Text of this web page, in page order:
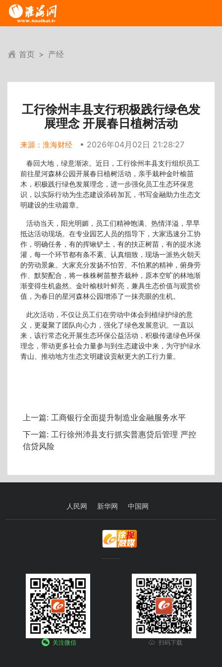
首页 产经
工行徐州丰县支行积极践行绿色发
展理念 开展春日植树活动
来源：淮海财经 • 2026年04月02日 21:28:27
春回大地，绿意渐浓。近日，工行徐州丰县支行组织员工
前往星河森林公园开展春日植树活动，亲手栽种金叶榆苗
木，积极践行绿色发展理念，进一步强化员工生态环保意
识，以实际行动为生态建设添砖加瓦，书写金融助力生态文
明建设的生动篇章。
活动当天，阳光明媚，员工们精神饱满、热情洋溢，早早
抵达活动现场。在专业园艺人员的指导下，大家迅速分工协
作，明确任务，有的挥锹铲土，有的扶正树苗，有的提水浇
灌，每一个环节都有条不紊、认真细致，现场一派热火朝天
的劳动景象。大家充分发扬不怕苦、不怕累的精神，俯身劳
作、默契配合，将一株株树苗整齐栽种，原本空旷的林地渐
渐变得生机盎然。金叶榆枝叶鲜亮，兼具生态价值与观赏价
值，为春日的星河森林公园增添了一抹亮眼的生机。
此次活动，不仅让员工们在劳动中体会到植绿护绿的意
义，更凝聚了团队向心力，强化了绿色发展意识。一直以
来，该行常态化开展生态环保公益活动，积极传递绿色环保
理念，带动更多社会力量参与到生态建设中来，为守护绿水
青山、推动地方生态文明建设贡献更大的工行力量。
上一篇: 工商银行全面提升制造业金融服务水平
下一篇: 工行徐州沛县支行抓实普惠贷后管理 严控
信贷风险
人民网 新华网 中国网
关注微信 扫码下载